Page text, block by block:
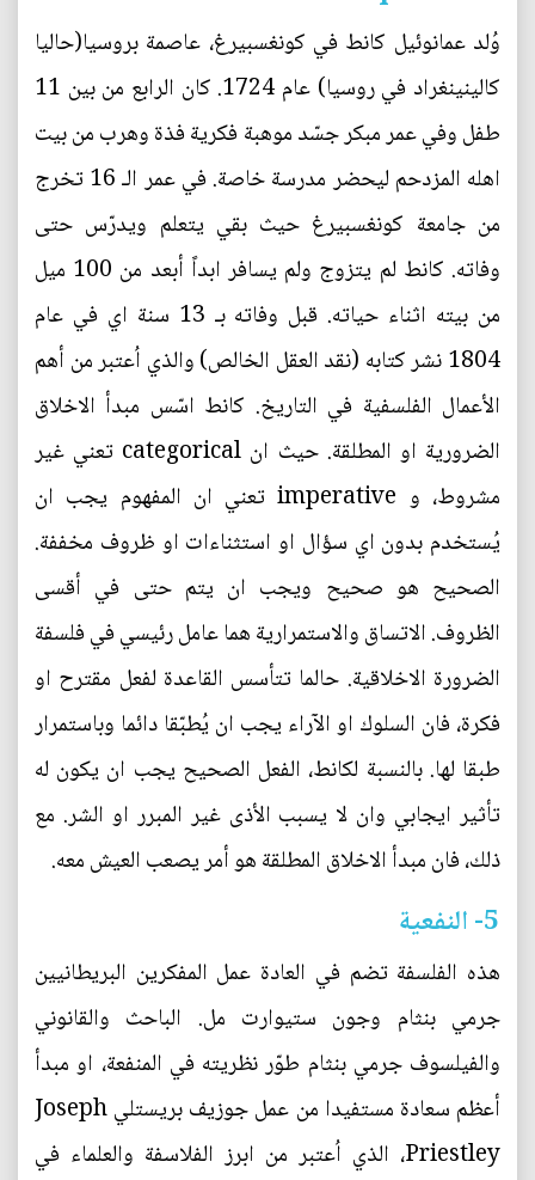
وُلد عمانوئيل كانط في كونغسبيرغ، عاصمة بروسيا(حاليا
كالينينغراد في روسيا) عام 1724. كان الرابع من بين 11
طفل وفي عمر مبكر جسّد موهبة فكرية فذة وهرب من بيت
اهله المزدحم ليحضر مدرسة خاصة. في عمر الـ 16 تخرج
من جامعة كونغسبيرغ حيث بقي يتعلم ويدرّس حتى
وفاته. كانط لم يتزوج ولم يسافر ابداً أبعد من 100 ميل
من بيته اثناء حياته. قبل وفاته بـ 13 سنة اي في عام
1804 نشر كتابه (نقد العقل الخالص) والذي اُعتبر من أهم
الأعمال الفلسفية في التاريخ. كانط اسّس مبدأ الاخلاق
الضرورية او المطلقة. حيث ان categorical تعني غير
مشروط، و imperative تعني ان المفهوم يجب ان
يُستخدم بدون اي سؤال او استثناءات او ظروف مخففة.
الصحيح هو صحيح ويجب ان يتم حتى في أقسى
الظروف. الاتساق والاستمرارية هما عامل رئيسي في فلسفة
الضرورة الاخلاقية. حالما تتأسس القاعدة لفعل مقترح او
فكرة، فان السلوك او الآراء يجب ان يُطبّقا دائما وباستمرار
طبقا لها. بالنسبة لكانط، الفعل الصحيح يجب ان يكون له
تأثير ايجابي وان لا يسبب الأذى غير المبرر او الشر. مع
ذلك، فان مبدأ الاخلاق المطلقة هو أمر يصعب العيش معه.
5- النفعية
هذه الفلسفة تضم في العادة عمل المفكرين البريطانيين
جرمي بنثام وجون ستيوارت مل. الباحث والقانوني
والفيلسوف جرمي بنثام طوّر نظريته في المنفعة، او مبدأ
أعظم سعادة مستفيدا من عمل جوزيف بريستلي Joseph
Priestley، الذي اُعتبر من ابرز الفلاسفة والعلماء في